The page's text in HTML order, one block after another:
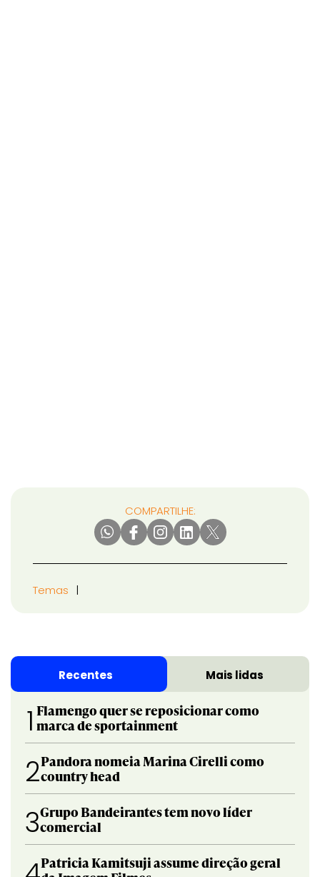
COMPARTILHE:
Temas
Recentes Mais lidas
1 Flamengo quer se reposicionar como
marca de sportainment
2Pandora nomeia Marina Cirelli como
country head
3Grupo Bandeirantes tem novo líder
comercial
Patricia Kamitsuji assume direção geral